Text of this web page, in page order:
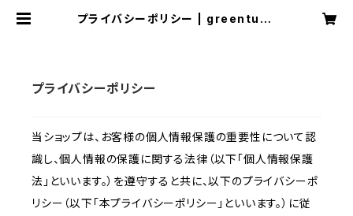
プライバシーポリシー | greentunn
プライバシーポリシー
当ショップは、お客様の個人情報保護の重要性について認
識し、個人情報の保護に関する法律（以下「個人情報保護
法」といいます。）を遵守すると共に、以下のプライバシーポ
リシー（以下「本プライバシーポリシー」といいます。）に従